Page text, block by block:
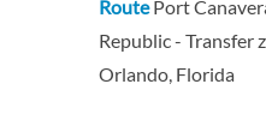
RoutePort
Republic - Transfer
Orlando, Florida